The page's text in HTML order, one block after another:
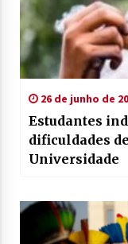
26 de junho de
Estudantes
dificuldades
Universidade